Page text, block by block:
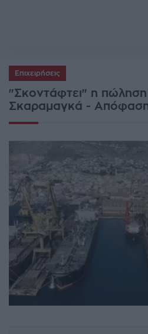
Επιχειρήσεις
"Σκοντάφτει" η
Σκαραμαγκά -